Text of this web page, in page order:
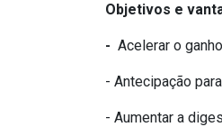
Objetivos e
- Acelerar o
- Antecipação
- Aumentar a